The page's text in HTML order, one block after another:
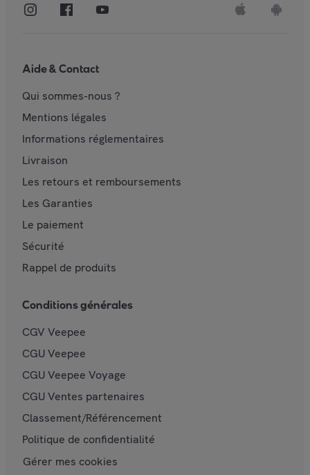
Aide & Contact
Qui sommes-nous ?
Mentions légales
Informations réglementaires
Livraison
Les retours et remboursements
Les Garanties
Le paiement
Sécurité
Rappel de produits
Conditions générales
CGV Veepee
CGU Veepee
CGU Veepee Voyage
CGU Ventes partenaires
Classement/Référencement
Politique de confidentialité
Gérer mes cookies